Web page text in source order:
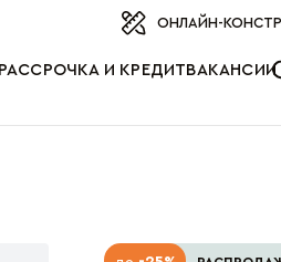
от производителяОНЛАЙН-
РАССРОЧКА И КРЕДИТ ВАКАНСИИ